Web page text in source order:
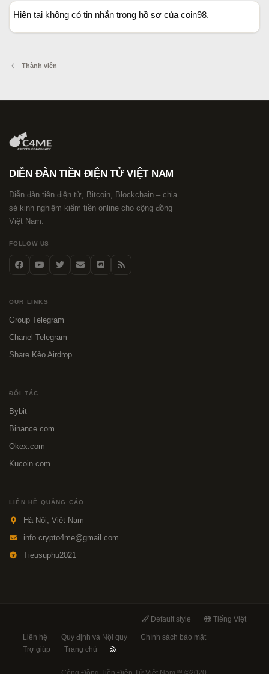
Hiện tại không có tin nhắn trong hồ sơ của coin98.
Thành viên
DIỄN ĐÀN TIỀN ĐIỆN TỬ VIỆT NAM
Diễn đàn tiền điện tử, Bitcoin, Blockchain – chia
sẻ kinh nghiệm kiếm tiền online cho cộng đồng
Việt Nam.
FOLLOW US
OUR LINKS
Group Telegram
Chanel Telegram
Share Kèo Airdrop
ĐỐI TÁC
Bybit
Binance.com
Okex.com
Kucoin.com
LIÊN HỆ QUẢNG CÁO
Hà Nội, Việt Nam
info.crypto4me@gmail.com
Tieusuphu2021
Default style Tiếng Việt
Liên hệ Quy định và Nội quy
Chính sách bảo mật
Trợ giúp
Trang chủ